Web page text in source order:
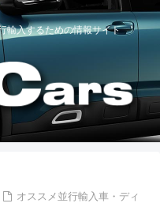
輸入するための情報サイト
オススメ並行輸入車・ディ